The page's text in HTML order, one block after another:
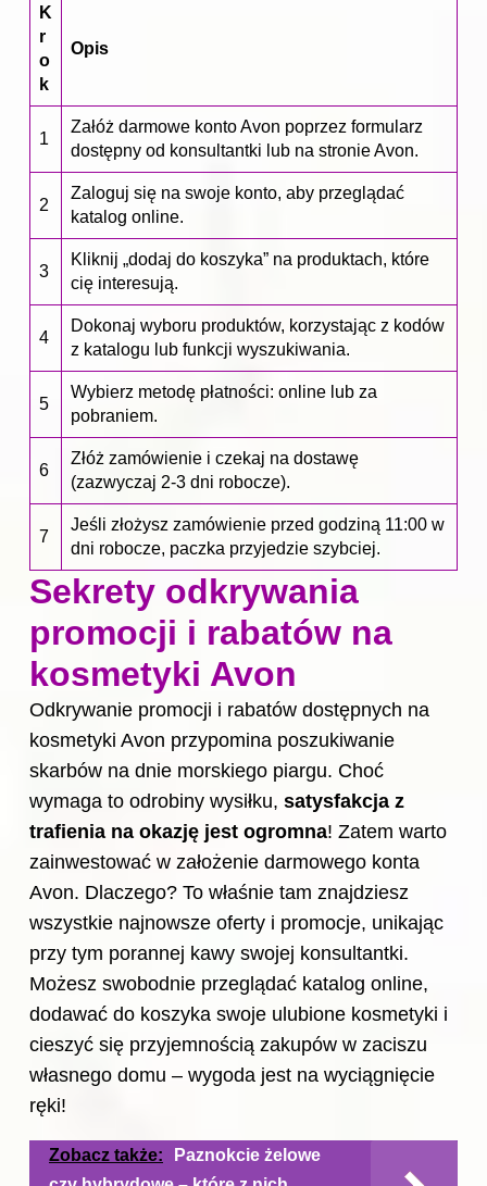
K
r
o
k
Opis
1
Załóż darmowe konto Avon poprzez formularz
dostępny od konsultantki lub na stronie Avon.
2
Zaloguj się na swoje konto, aby przeglądać
katalog online.
3
Kliknij „dodaj do koszyka” na produktach, które
cię interesują.
4
Dokonaj wyboru produktów, korzystając z kodów
z katalogu lub funkcji wyszukiwania.
5
Wybierz metodę płatności: online lub za
pobraniem.
6
Złóż zamówienie i czekaj na dostawę
(zazwyczaj 2-3 dni robocze).
7
Jeśli złożysz zamówienie przed godziną 11:00 w
dni robocze, paczka przyjedzie szybciej.
Sekrety odkrywania
promocji i rabatów na
kosmetyki Avon
Odkrywanie promocji i rabatów dostępnych na
kosmetyki Avon przypomina poszukiwanie
skarbów na dnie morskiego piargu. Choć
wymaga to odrobiny wysiłku, satysfakcja z
trafienia na okazję jest ogromna! Zatem warto
zainwestować w założenie darmowego konta
Avon. Dlaczego? To właśnie tam znajdziesz
wszystkie najnowsze oferty i promocje, unikając
przy tym porannej kawy swojej konsultantki.
Możesz swobodnie przeglądać katalog online,
dodawać do koszyka swoje ulubione kosmetyki i
cieszyć się przyjemnością zakupów w zaciszu
własnego domu – wygoda jest na wyciągnięcie
ręki!
Zobacz także:
Paznokcie żelowe